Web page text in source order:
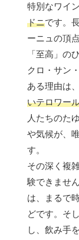
特別なワイ
ドニです。
ーニュの頂
「至高」の
クロ・サン
ある理由は、
いテロワー
人たちのた
や気候が、
す。
その深く複
験できませ
は、まるで
どです。そし
し、飲み手